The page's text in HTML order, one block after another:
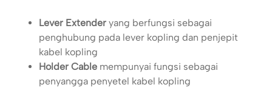
Lever Extender yang berfungsi sebagai
penghubung pada lever kopling dan penjepit
kabel kopling
Holder Cable mempunyai fungsi sebagai
penyangga penyetel kabel kopling